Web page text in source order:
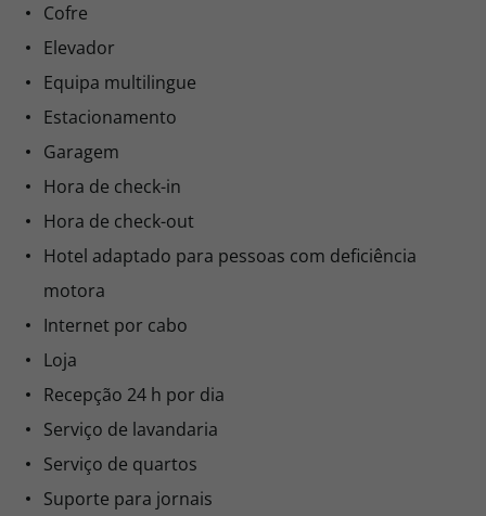
Cofre
Elevador
Equipa multilingue
Estacionamento
Garagem
Hora de check-in
Hora de check-out
Hotel adaptado para pessoas com deficiência
motora
Internet por cabo
Loja
Recepção 24 h por dia
Serviço de lavandaria
Serviço de quartos
Suporte para jornais